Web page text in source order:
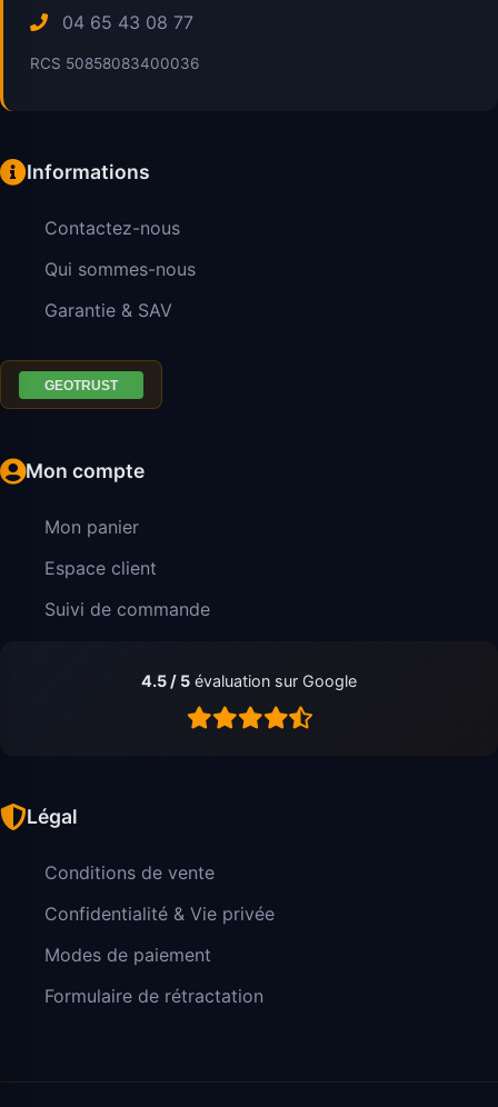
04 65 43 08 77
RCS 50858083400036
Informations
Contactez-nous
Qui sommes-nous
Garantie & SAV
Mon compte
Mon panier
Espace client
Suivi de commande
4.5 / 5 évaluation sur Google
Légal
Conditions de vente
Confidentialité & Vie privée
Modes de paiement
Formulaire de rétractation